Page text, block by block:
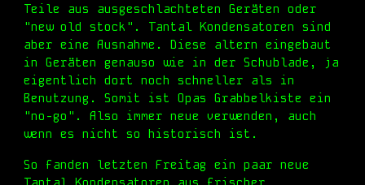
Teile aus ausgeschlachteten Geräten oder
"new old stock". Tantal Kondensatoren sind
aber eine Ausnahme. Diese altern eingebaut
in Geräten genauso wie in der Schublade, ja
eigentlich dort noch schneller als in
Benutzung. Somit ist Opas Grabbelkiste ein
"no-go". Also immer neue verwenden, auch
wenn es nicht so historisch ist.
So fanden letzten Freitag ein paar neue